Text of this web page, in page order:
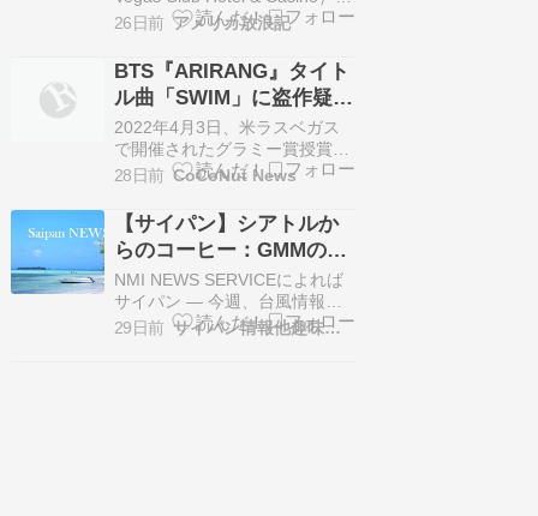
&nbs...続きを読む >>
26日前 アメリカ放浪記
BTS『ARIRANG』タイト
ル曲「SWIM」に盗作疑
惑…米国人作曲家3人が
HYBEを提訴
2022年4月3日、米ラスベガス
で開催されたグラミー賞授賞式
でパフォーマンスを披露する
ニュース 米国の無名作曲家たち
が、BTS（防弾少年団）の正規
5集『ARIRANG（アリラン）』
のタイトル […]
28日前 CoCoNut News
【サイパン】シアトルか
らのコーヒー：GMMの
PJ・ビクトリアへ、心か
らの感謝を込めて
NMI NEWS SERVICEによれば
サイパン — 今週、台風情報や
関連ニュースの合間に、『グッ
29日前 サイパン情報他趣味の色々